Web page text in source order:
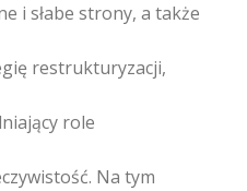
i słabe strony, a także
restrukturyzacji,
role
Na tym